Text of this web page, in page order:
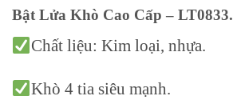
Bật Lửa Khò Cao Cấp – LT0833.
Chất liệu: Kim loại, nhựa.
Khò 4 tia siêu mạnh.